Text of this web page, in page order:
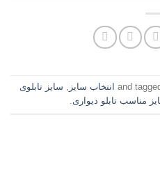
انتخاب سایز , سایز تابلوی
مناسب تابلو دیواری.